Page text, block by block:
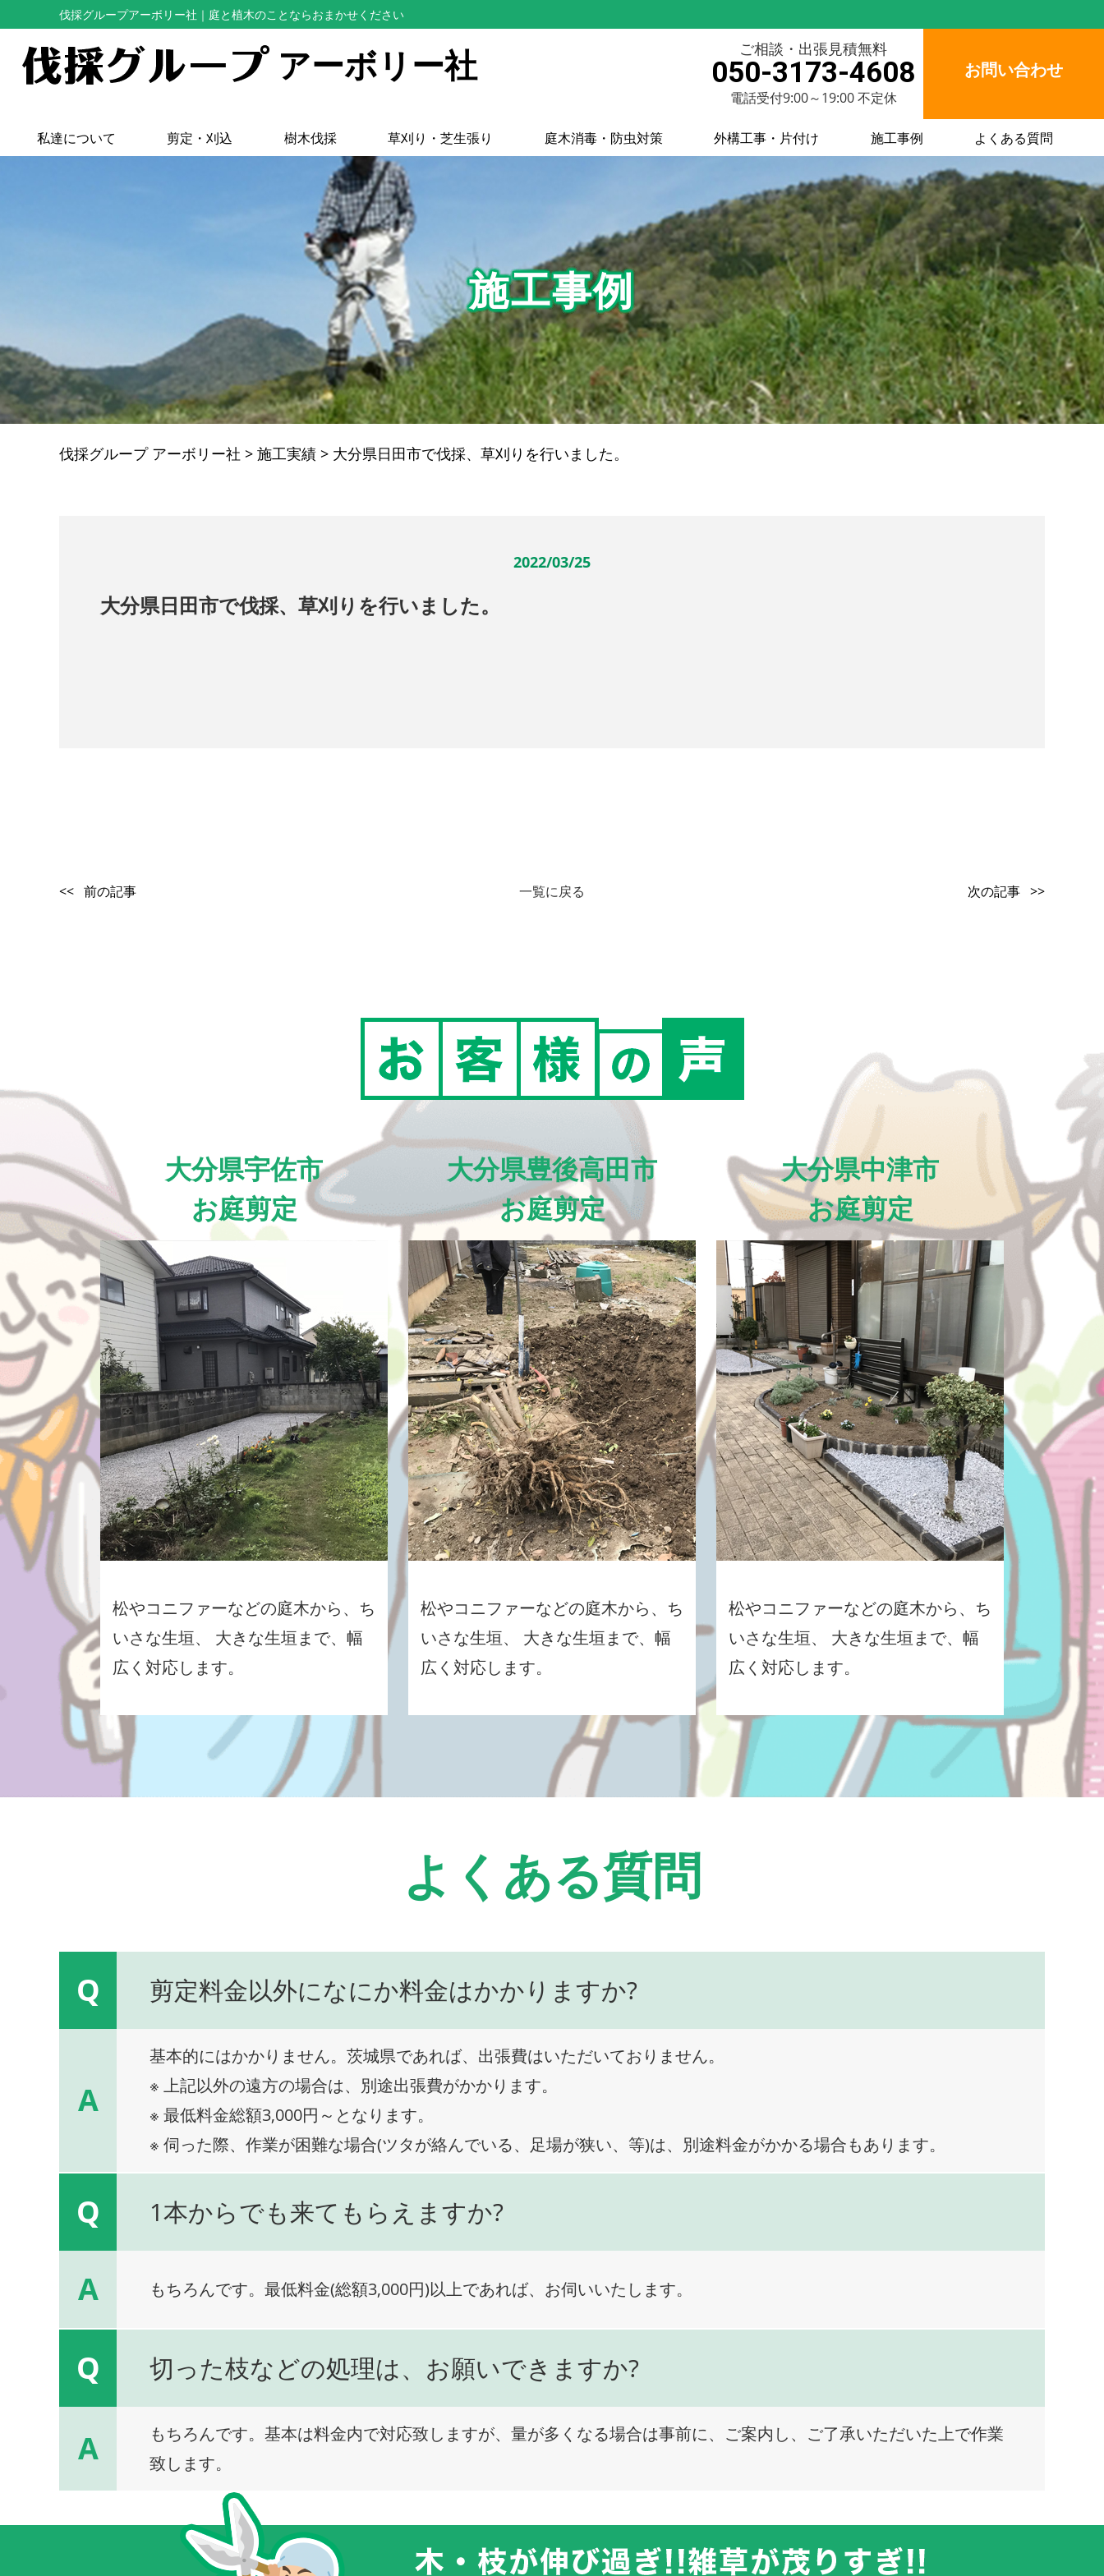
伐採グループアーボリー社 ｜庭と植木のことならおまかせください
アーボリー社 ご相談・出張見積無料
050-3173-4608
電話受付9:00～19:00 不定休
お問い合わせ
私達について 剪定・刈込 樹木伐採 草刈り・芝生張り 庭木消毒・防虫対策 外構工事・片付け 施工事例 よくある質問
施工事例
伐採グループ アーボリー社 > 施工実績 > 大分県日田市で伐採、草刈りを行いました。
2022/03/25
大分県日田市で伐採、草刈りを行いました。
<< 前の記事 一覧に戻る 次の記事 >>
大分県宇佐市
お庭剪定
松やコニファーなどの庭木から、ち
いさな生垣、 大きな生垣まで、幅
広く対応します。
大分県豊後高田市
お庭剪定
松やコニファーなどの庭木から、ち
いさな生垣、 大きな生垣まで、幅
広く対応します。
大分県中津市
お庭剪定
松やコニファーなどの庭木から、ち
いさな生垣、 大きな生垣まで、幅
広く対応します。
よくある質問
Q 剪定料金以外になにか料金はかかりますか?
A
基本的にはかかりません。茨城県であれば、出張費はいただいておりません。
※ 上記以外の遠方の場合は、別途出張費がかかります。
※ 最低料金総額3,000円～となります。
※ 伺った際、作業が困難な場合(ツタが絡んでいる、足場が狭い、等)は、別途料金がかかる場合もあります。
Q 1本からでも来てもらえますか?
A もちろんです。最低料金(総額3,000円)以上であれば、お伺いいたします。
Q 切った枝などの処理は、お願いできますか?
A
もちろんです。基本は料金内で対応致しますが、量が多くなる場合は事前に、ご案内し、ご了承いただいた上で作業
致します。